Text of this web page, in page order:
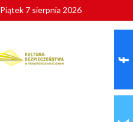
Piątek 7 sierpnia 2026